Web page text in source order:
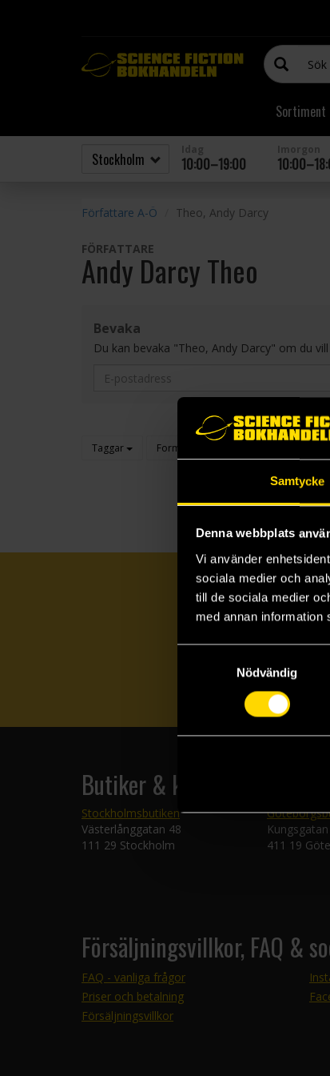
Samtycke
Denna webbplats
Vi använder
sociala medier och
till de sociala medier
med annan information
Nödvändig
Sortiment
10:00–19:00
Författare A-Ö Theo, Andy Darcy
FÖRFATTARE
Andy Darcy Theo
Bevaka
Du kan bevaka "Theo, Andy Darcy" om du
Taggar Format
Butiker & kundtjänst
Stockholmsbutiken
Västerlånggatan 48
111 29 Stockholm
411 19
Försäljningsvillkor, FAQ &
FAQ - vanliga frågor
Priser och betalning
Försäljningsvillkor